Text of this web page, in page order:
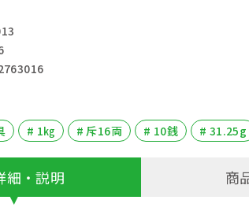
# 1㎏ # 斥16両 # 10銭 # 31.25g
細・説明 商